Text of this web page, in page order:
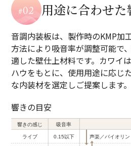
用途に合わせ
音調内装板は、製作時のKMP加
方法により吸音率が調整可能で
適した壁仕上材料です。カワイ
ハウをもとに、使用用途に応じ
な内装材を選定しご提案します。
響きの目安